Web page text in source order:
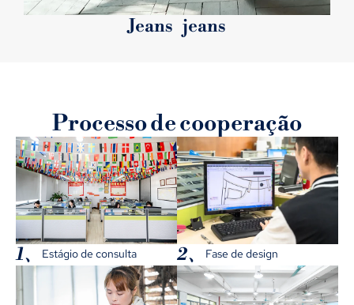
Jeans jeans
Processo de cooperação
1、 Estágio de consulta 2、 Fase de design